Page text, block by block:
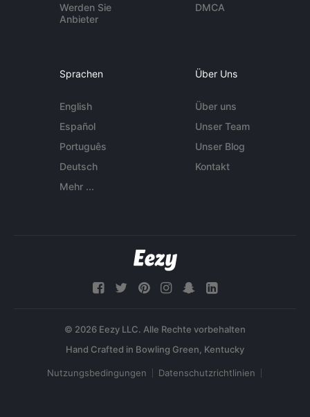
Werden Sie
Anbieter
DMCA
Sprachen
English
Español
Português
Deutsch
Mehr ...
Über Uns
Über uns
Unser Team
Unser Blog
Kontakt
© 2026 Eezy LLC. Alle Rechte vorbehalten
Nutzungsbedingungen Datenschutzrichtlinien